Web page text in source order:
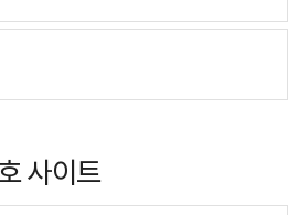
사이트